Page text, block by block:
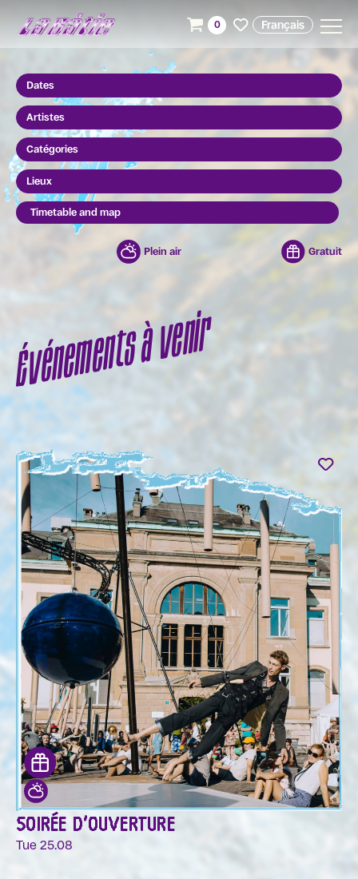
Dates
Artistes
Catégories
Lieux
Timetable and map
Plein air Gratuit
Événements à venir
SOIRÉE D'OUVERTURE
Tue 25.08
0 Français